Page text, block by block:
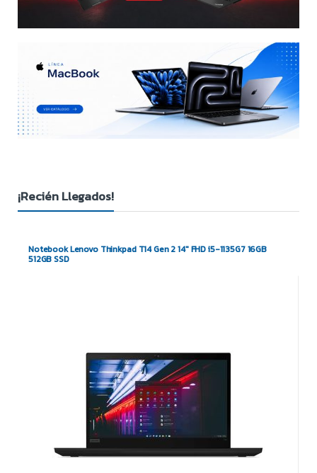
¡Recién Llegados!
Notebook Lenovo Thinkpad T14 Gen 2 14″ FHD i5-1135G7 16GB
512GB SSD